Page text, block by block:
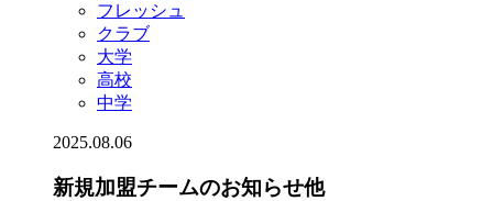
フレッシュ
クラブ
大学
高校
中学
2025.08.06
新規加盟チームのお知らせ他